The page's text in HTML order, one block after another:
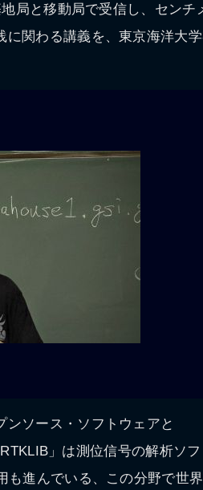
局と移動局で受信し、センチ
に関わる講義を、東京海洋大
ソース・ソフトウェアと
」は測位信号の解析ソ
も進んでいる、この分野で世